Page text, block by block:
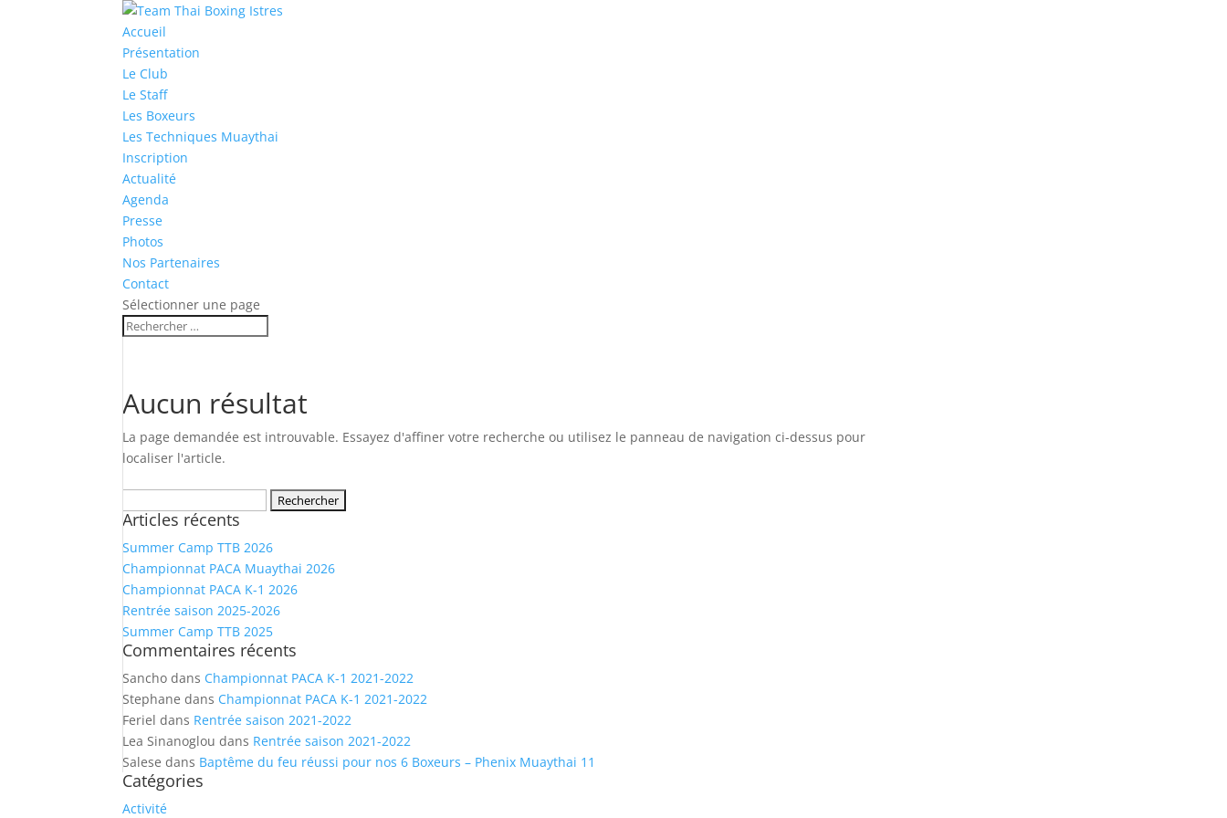
Accueil
Présentation
Le Club
Le Staff
Les Boxeurs
Les Techniques Muaythai
Inscription
Actualité
Agenda
Presse
Photos
Nos Partenaires
Contact
Sélectionner une page
Aucun résultat
La page demandée est introuvable. Essayez d'affiner votre recherche ou utilisez le panneau de navigation ci-dessus pour
localiser l'article.
Articles récents
Summer Camp TTB 2026
Championnat PACA Muaythai 2026
Championnat PACA K-1 2026
Rentrée saison 2025-2026
Summer Camp TTB 2025
Commentaires récents
Sancho dans Championnat PACA K-1 2021-2022
Stephane dans Championnat PACA K-1 2021-2022
Feriel dans Rentrée saison 2021-2022
Lea Sinanoglou dans Rentrée saison 2021-2022
Salese dans Baptême du feu réussi pour nos 6 Boxeurs – Phenix Muaythai 11
Catégories
Activité